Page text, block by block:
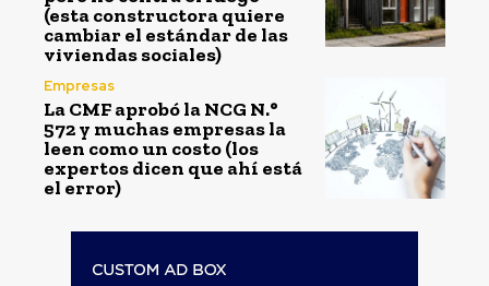
(esta constructora quiere
cambiar el estándar de las
viviendas sociales)
Empresas
La CMF aprobó la NCG N.°
572 y muchas empresas la
leen como un costo (los
expertos dicen que ahí está
el error)